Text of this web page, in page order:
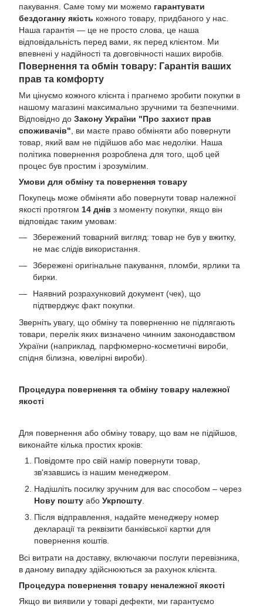
пакування. Саме тому ми можемо гарантувати
бездоганну якість кожного товару, придбаного у нас.
Наша гарантія — це не просто слова, це наша
відповідальність перед вами, як перед клієнтом. Ми
впевнені у надійності та довговічності наших виробів.
Повернення та обмін товару: Гарантія ваших
прав та комфорту
Ми цінуємо кожного клієнта і прагнемо зробити покупки в
нашому магазині максимально зручними та безпечними.
Відповідно до Закону України "Про захист прав
споживачів" , ви маєте право обміняти або повернути
товар, який вам не підійшов або має недоліки. Наша
політика повернення розроблена для того, щоб цей
процес був простим і зрозумілим.
Умови для обміну та повернення товару
Покупець може обміняти або повернути товар належної
якості протягом 14 днів з моменту покупки, якщо він
відповідає таким умовам:
Збережений товарний вигляд: товар не був у вжитку,
не має слідів використання.
Збережені оригінальне пакування, пломби, ярлики та
бирки.
Наявний розрахунковий документ (чек), що
підтверджує факт покупки.
Зверніть увагу, що обміну та поверненню не підлягають
товари, перелік яких визначено чинним законодавством
України (наприклад, парфюмерно-косметичні вироби,
спідня білизна, ювелірні вироби).
Процедура повернення та обміну товару належної
якості
Для повернення або обміну товару, що вам не підійшов,
виконайте кілька простих кроків:
Повідомте про свій намір повернути товар,
зв'язавшись із нашим менеджером.
Надішліть посилку зручним для вас способом – через
Нову пошту або Укрпошту
Після відправлення, надайте менеджеру номер
декларації та реквізити банківської картки для
повернення коштів.
Всі витрати на доставку, включаючи послуги перевізника,
в даному випадку здійснюються за рахунок клієнта.
Процедура повернення товару неналежної якості
Якщо ви виявили у товарі дефекти, ми гарантуємо